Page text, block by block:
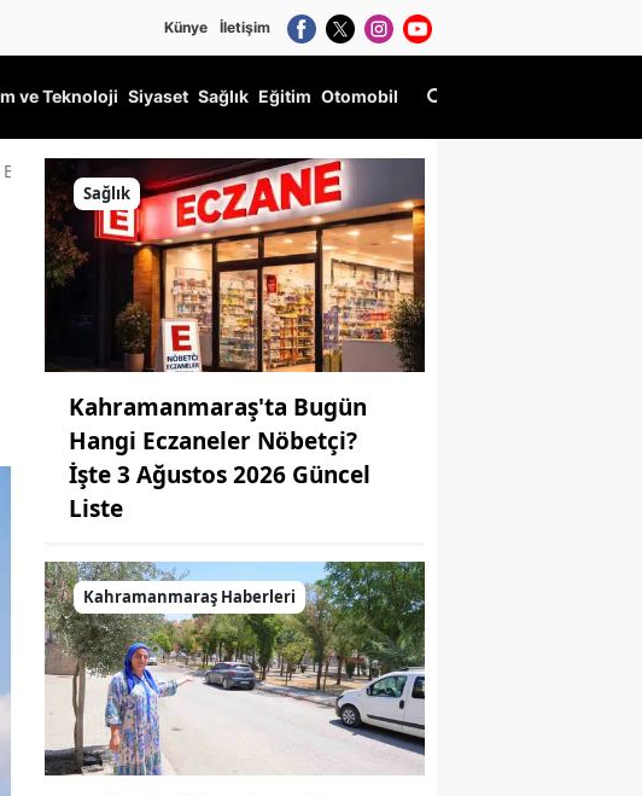
Künye İletişim
ve Teknoloji Siyaset Sağlık Eğitim Otomobil
Sağlık
Kahramanmaraş'ta Bugün
Hangi Eczaneler Nöbetçi?
İşte 3 Ağustos 2026 Güncel
Liste
Kahramanmaraş Haberleri